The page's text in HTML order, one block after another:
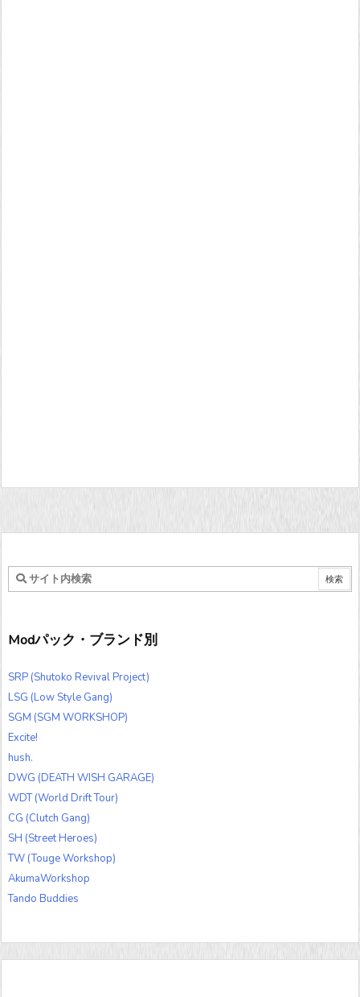
Modパック・ブランド別
SRP (Shutoko Revival Project)
LSG (Low Style Gang)
SGM (SGM WORKSHOP)
Excite!
hush.
DWG (DEATH WISH GARAGE)
WDT (World Drift Tour)
CG (Clutch Gang)
SH (Street Heroes)
TW (Touge Workshop)
AkumaWorkshop
Tando Buddies